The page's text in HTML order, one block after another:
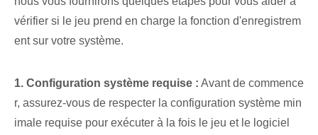
vérifier si le jeu prend en charge la fonction d'enregistrem
ent sur votre système.
1. Configuration système requise : Avant de commence
r, assurez-vous de respecter la configuration système min
imale requise pour exécuter à la fois le jeu et le logiciel